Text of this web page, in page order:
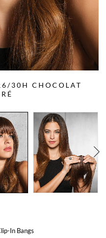
30H CHOCOLAT
In Bangs